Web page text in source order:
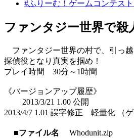
#ふりーむ！ゲームコンテス
ファンタジー世界で殺
ファンタジー世界の村で、引っ越
探偵役となり真実を掴め！
プレイ時間 30分～1時間
《バージョンアップ履歴》
2013/3/21 1.00 公開
2013/4/7 1.01 誤字修正 軽量化 （
■ファイル名
Whodunit.zip